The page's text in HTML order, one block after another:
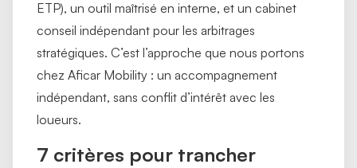
ETP), un outil maîtrisé en interne, et un cabinet
conseil indépendant pour les arbitrages
stratégiques. C’est l’approche que nous portons
chez Aficar Mobility : un accompagnement
indépendant, sans conflit d’intérêt avec les
loueurs.
7 critères pour trancher